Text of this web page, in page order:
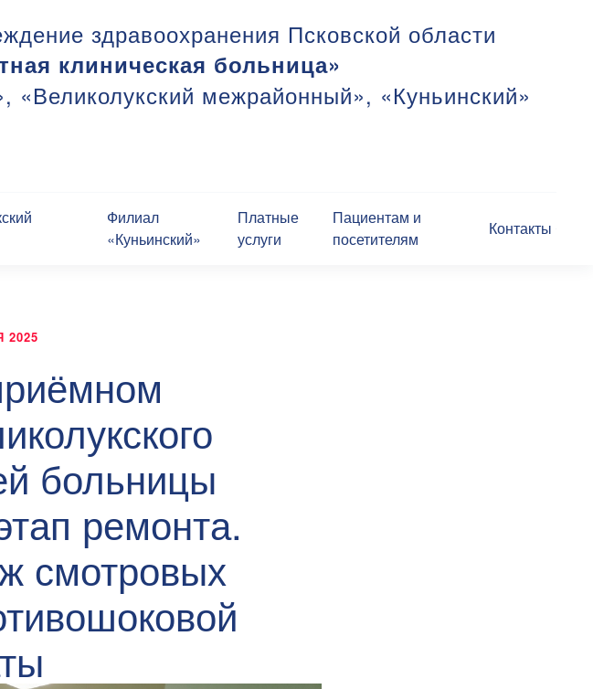
здравоохранения Псковской области
клиническая больница»
«Великолукский межрайонный», «Куньинский»
Филиал
«Куньинский»
Платные
услуги
Пациентам и
посетителям
Контакты
2025
больницы
ремонта.
смотровых